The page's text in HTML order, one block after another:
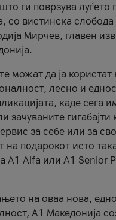
ги поврзува луѓето
со вистинска слобода
Мирчев, главен
можат да ја користат
лесно и
каде сега
зачуваните гигабајти
за себе или за
на подарокот исто
А1 Alfa или A1 Senior
на оваа нова,
А1 Македонија